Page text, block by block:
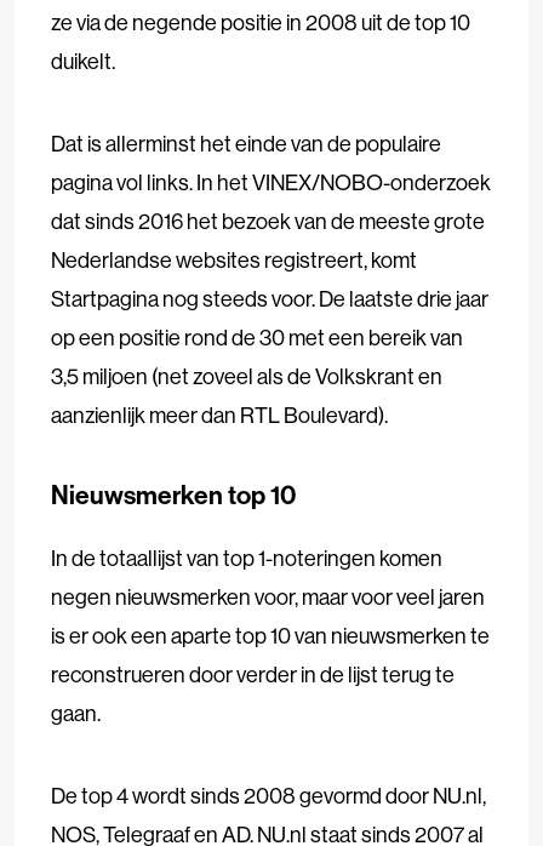
ze via de negende positie in 2008 uit de top 10
duikelt.
Dat is allerminst het einde van de populaire
pagina vol links. In het VINEX/NOBO-onderzoek
dat sinds 2016 het bezoek van de meeste grote
Nederlandse websites registreert, komt
Startpagina nog steeds voor. De laatste drie jaar
op een positie rond de 30 met een bereik van
3,5 miljoen (net zoveel als de Volkskrant en
aanzienlijk meer dan RTL Boulevard).
Nieuwsmerken top 10
In de totaallijst van top 1-noteringen komen
negen nieuwsmerken voor, maar voor veel jaren
is er ook een aparte top 10 van nieuwsmerken te
reconstrueren door verder in de lijst terug te
gaan.
De top 4 wordt sinds 2008 gevormd door NU.nl,
NOS, Telegraaf en AD. NU.nl staat sinds 2007 al